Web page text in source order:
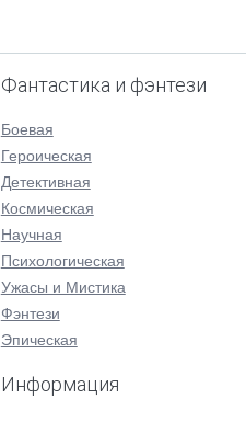
Фантастика и фэнтези
Боевая
Героическая
Детективная
Космическая
Научная
Психологическая
Ужасы и Мистика
Фэнтези
Эпическая
Информация